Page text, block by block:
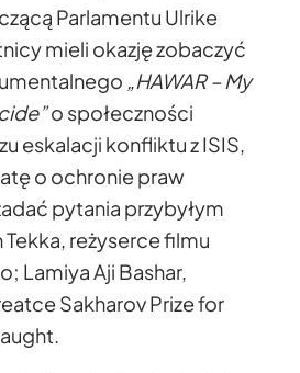
Parlamentu Ulrike
mieli okazję zobaczyć
„HAWAR – My
o społeczności
eskalacji konfliktu z ISIS,
o ochronie praw
pytania przybyłym
reżyserce filmu
Lamiya Aji Bashar,
Sakharov Prize for